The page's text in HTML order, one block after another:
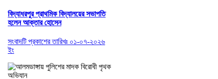
বিদ্যাধরপুর প্রাথমিক বিদ্যালয়ের সভাপতি
হলেন আক্তার হোসেন
সংবাদটি প্রকাশের তারিখঃ ০১-০৭-২০২৬
ইং